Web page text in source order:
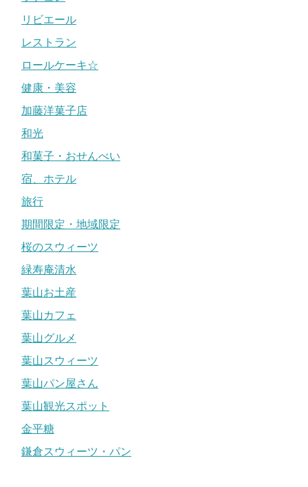
リビエール
レストラン
ロールケーキ☆
健康・美容
加藤洋菓子店
和光
和菓子・おせんべい
宿、ホテル
旅行
期間限定・地域限定
桜のスウィーツ
緑寿庵清水
葉山お土産
葉山カフェ
葉山グルメ
葉山スウィーツ
葉山パン屋さん
葉山観光スポット
金平糖
鎌倉スウィーツ・パン